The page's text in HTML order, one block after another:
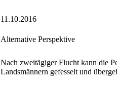
11.10.2016
Alternative Perspektive
Nach zweitägiger Flucht kann die
Landsmännern gefesselt und